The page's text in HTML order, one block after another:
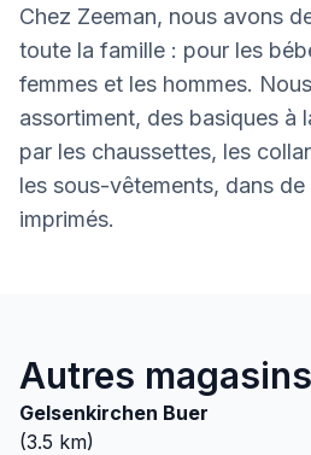
Chez Zeeman, nous avons
toute la famille : pour les
femmes et les hommes.
assortiment, des basiques à
par les chaussettes, les
les sous-vêtements, dans
imprimés.
Autres
Gelsenkirchen Buer
(3.5 km)